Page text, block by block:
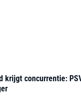
krijgt concurrentie: